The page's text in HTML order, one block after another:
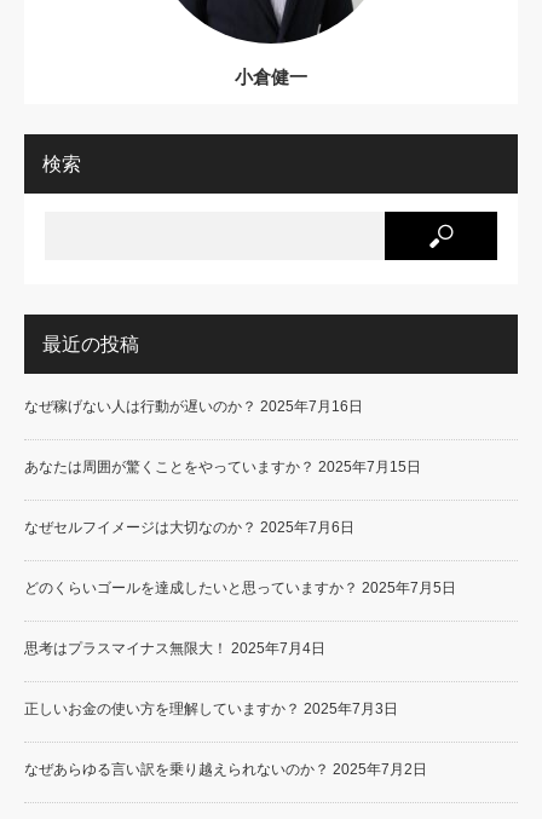
小倉健一
検索
最近の投稿
なぜ稼げない人は行動が遅いのか？ 2025年7月16日
あなたは周囲が驚くことをやっていますか？ 2025年7月15日
なぜセルフイメージは大切なのか？ 2025年7月6日
どのくらいゴールを達成したいと思っていますか？ 2025年7月5日
思考はプラスマイナス無限大！ 2025年7月4日
正しいお金の使い方を理解していますか？ 2025年7月3日
なぜあらゆる言い訳を乗り越えられないのか？ 2025年7月2日